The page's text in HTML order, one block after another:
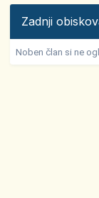
Zadnji
Noben član si ne